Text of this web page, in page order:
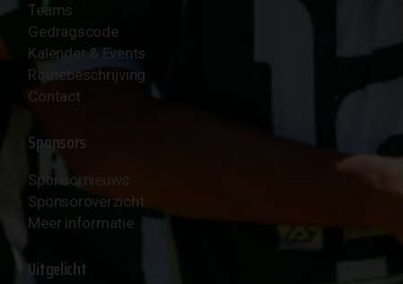
Teams
Gedragscode
Kalender & Events
Routebeschrijving
Contact
Sponsors
Sponsornieuws
Sponsoroverzicht
Meer informatie
Uitgelicht